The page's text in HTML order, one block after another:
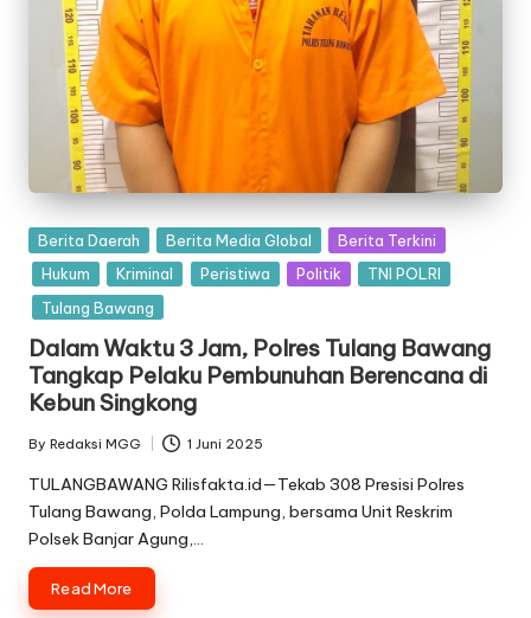
Posted
in
Berita Daerah Berita Media Global
Berita Terkini
Hukum
Kriminal Peristiwa Politik
TNI POLRI
Tulang Bawang
Dalam Waktu 3 Jam, Polres Tulang Bawang
Tangkap Pelaku Pembunuhan Berencana di
Kebun Singkong
Posted
by
By Redaksi MGG 1 Juni 2025
TULANGBAWANG Rilisfakta.id—Tekab 308 Presisi Polres
Tulang Bawang, Polda Lampung, bersama Unit Reskrim
Polsek Banjar Agung,…
Read More